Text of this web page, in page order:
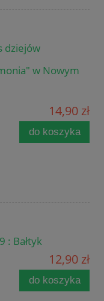
dziejów
w Nowym
14,90 zł
do koszyka
: Bałtyk
12,90 zł
do koszyka